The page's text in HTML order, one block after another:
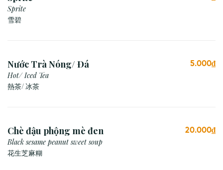
Sprite
雪碧
Nước Trà Nóng/ Đá
Hot/ Iced Tea
熱茶/ 冰茶
5.000₫
Chè đậu phộng mè đen
Black sesame peanut sweet soup
花生芝麻糊
20.000₫